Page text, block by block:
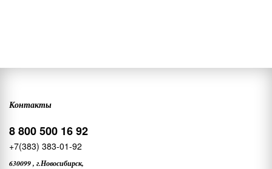
Контакты
8 800 500 16 92
+7(383) 383-01-92
630099, г.Новосибирск,